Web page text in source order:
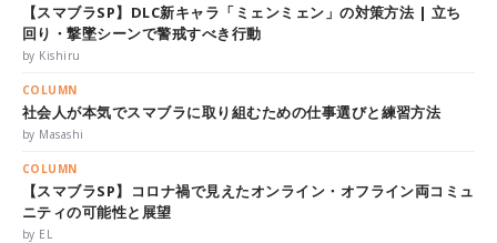
【スマブラSP】DLC新キャラ「ミェンミェン」の対策方法 | 立ち
回り・撃墜シーンで警戒すべき行動
by Kishiru
COLUMN
社会人が本気でスマブラに取り組むための仕事選びと練習方法
by Masashi
COLUMN
【スマブラSP】コロナ禍で見えたオンライン・オフライン両コミュ
ニティの可能性と展望
by EL